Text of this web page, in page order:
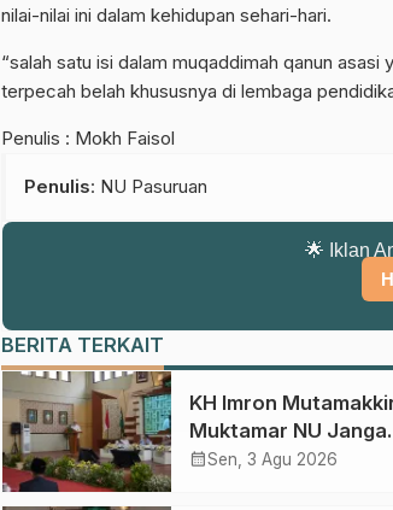
nilai-nilai ini dalam kehidupan sehari-hari.
“salah satu isi dalam muqaddimah qanun
terpecah belah khususnya di lembaga
Penulis : Mokh Faisol
Penulis: NU Pasuruan
🌟 Iklan
BERITA TERKAIT
KH Imron
Muktamar NU
Terjebak pada
calendar_monthSen, 3 Agu 2026